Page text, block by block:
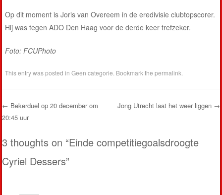
Op dit moment is Joris van Overeem in de eredivisie clubtopscorer.
Hij was tegen ADO Den Haag voor de derde keer trefzeker.
Foto: FCUPhoto
This entry was posted inGeen categorie . Bookmark thepermalink
Post navigation
← Bekerduel op 20 december om
20:45 uur
Jong Utrecht laat het weer liggen →
3 thoughts on “Einde competitiegoalsdroogte
Cyriel Dessers”